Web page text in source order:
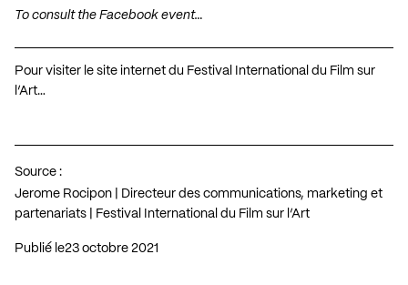
To consult the Facebook event…
Pour visiter le site internet du Festival International du Film sur
l’Art…
Source :
Jerome Rocipon | Directeur des communications, marketing et
partenariats | Festival International du Film sur l’Art
Publié le 23 octobre 2021